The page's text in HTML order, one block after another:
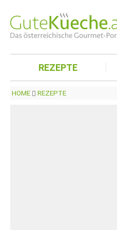
REZEPTE
HOME REZEPTE